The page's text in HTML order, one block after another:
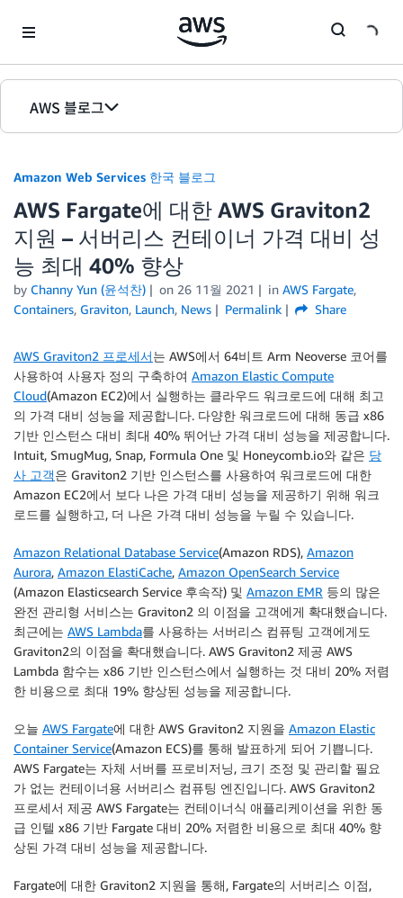
AWS 블로그
홈
에디션
Amazon Web Services 한국 블로그
AWS Fargate에 대한 AWS Graviton2
지원 – 서버리스 컨테이너 가격 대비 성
능 최대 40% 향상
by Channy Yun (윤석찬) on 26 11월 2021 in AWS Fargate,
Containers, Graviton, Launch, News Permalink Share
AWS Graviton2 프로세서는 AWS에서 64비트 Arm Neoverse 코어를
사용하여 사용자 정의 구축하여 Amazon Elastic Compute
Cloud(Amazon EC2)에서 실행하는 클라우드 워크로드에 대해 최고
의 가격 대비 성능을 제공합니다. 다양한 워크로드에 대해 동급 x86
기반 인스턴스 대비 최대 40% 뛰어난 가격 대비 성능을 제공합니다.
Intuit, SmugMug, Snap, Formula One 및 Honeycomb.io와 같은 당
사 고객은 Graviton2 기반 인스턴스를 사용하여 워크로드에 대한
Amazon EC2에서 보다 나은 가격 대비 성능을 제공하기 위해 워크
로드를 실행하고, 더 나은 가격 대비 성능을 누릴 수 있습니다.
Amazon Relational Database Service(Amazon RDS), Amazon
Aurora, Amazon ElastiCache, Amazon OpenSearch Service
(Amazon Elasticsearch Service 후속작) 및 Amazon EMR 등의 많은
완전 관리형 서비스는 Graviton2 의 이점을 고객에게 확대했습니다.
최근에는 AWS Lambda를 사용하는 서버리스 컴퓨팅 고객에게도
Graviton2의 이점을 확대했습니다. AWS Graviton2 제공 AWS
Lambda 함수는 x86 기반 인스턴스에서 실행하는 것 대비 20% 저렴
한 비용으로 최대 19% 향상된 성능을 제공합니다.
오늘 AWS Fargate에 대한 AWS Graviton2 지원을 Amazon Elastic
Container Service(Amazon ECS)를 통해 발표하게 되어 기쁩니다.
AWS Fargate는 자체 서버를 프로비저닝, 크기 조정 및 관리할 필요
가 없는 컨테이너용 서버리스 컴퓨팅 엔진입니다. AWS Graviton2
프로세서 제공 AWS Fargate는 컨테이너식 애플리케이션을 위한 동
급 인텔 x86 기반 Fargate 대비 20% 저렴한 비용으로 최대 40% 향
상된 가격 대비 성능을 제공합니다.
Fargate에 대한 Graviton2 지원을 통해, Fargate의 서버리스 이점,